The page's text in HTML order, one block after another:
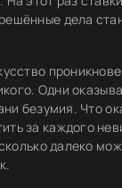
дела
Одни
безумия. Что
за каждого
далеко